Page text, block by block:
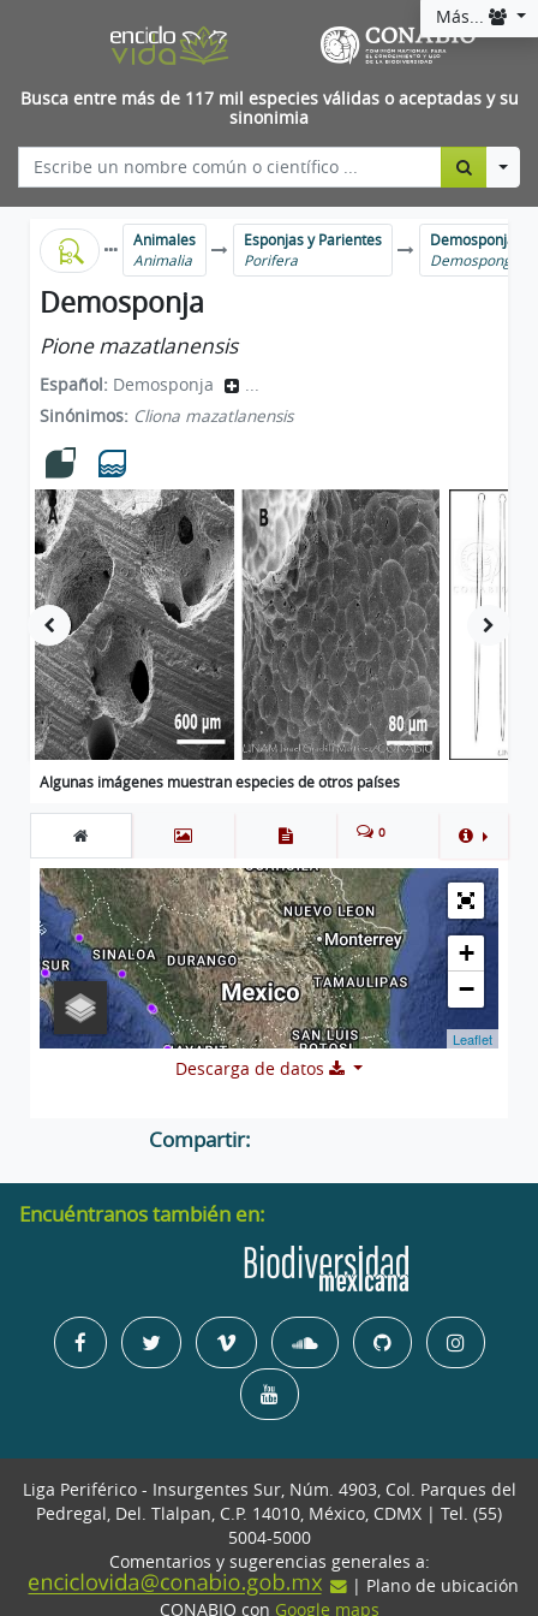
Más...
Busca entre más de 117 mil especies válidas o aceptadas y su
sinonimia
Animales
Animalia
Esponjas y Parientes
Porifera
Demosponjas
Demospongiae
Demosponja
Pione mazatlanensis
Español: Demosponja
...
Sinónimos: Cliona mazatlanensis
Algunas imágenes muestran especies de otros países
0
+
−
Leaflet
Descarga de datos
Compartir:
Encuéntranos también en:
Liga Periférico - Insurgentes Sur, Núm. 4903, Col. Parques del
Pedregal, Del. Tlalpan, C.P. 14010, México, CDMX | Tel. (55)
5004-5000
Comentarios y sugerencias generales a:
| Plano de ubicación
CONABIO con Google maps